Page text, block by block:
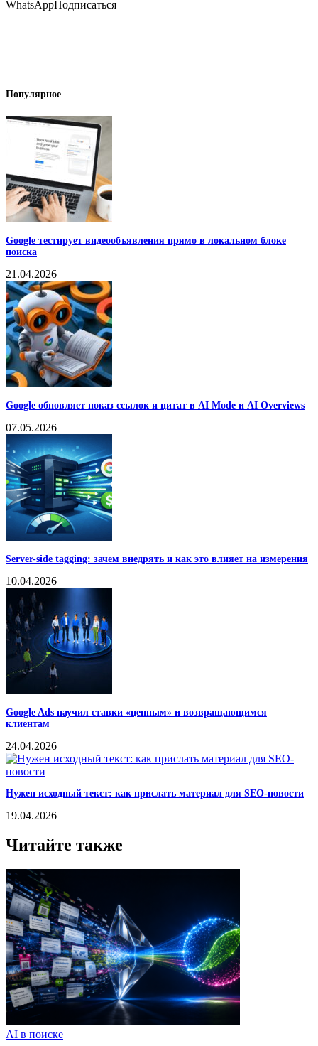
WhatsAppПодписаться
Популярное
Google тестирует видеообъявления прямо в локальном блоке
поиска
21.04.2026
Google обновляет показ ссылок и цитат в AI Mode и AI Overviews
07.05.2026
Server-side tagging: зачем внедрять и как это влияет на измерения
10.04.2026
Google Ads научил ставки «ценным» и возвращающимся
клиентам
24.04.2026
Нужен исходный текст: как прислать материал для SEO-новости
19.04.2026
Читайте также
AI в поиске